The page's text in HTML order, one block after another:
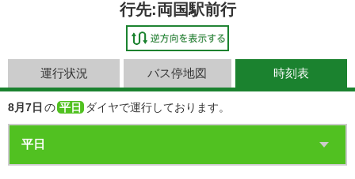
行先:両国駅前行
運行状況 バス停地図 時刻表
8月7日 の 平日 ダイヤで運行しております。